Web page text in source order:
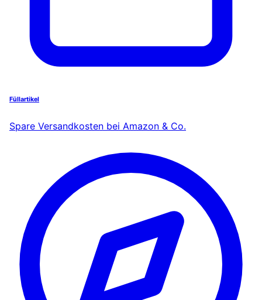
Füllartikel
Spare Versandkosten bei Amazon & Co.